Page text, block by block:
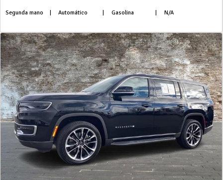
Segunda mano Automático Gasolina N/A